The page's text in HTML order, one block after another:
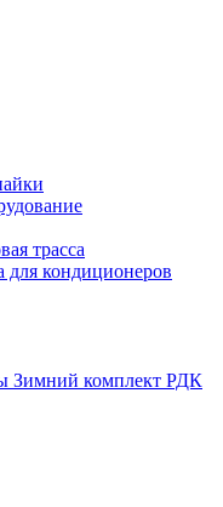
трасса
кондиционеров
Зимний комплект РДК